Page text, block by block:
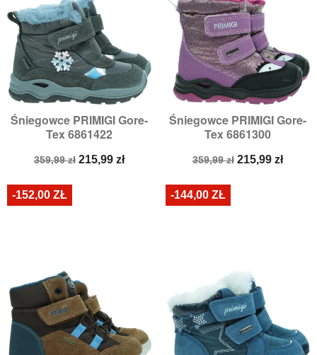
Śniegowce PRIMIGI Gore-
Tex 6861422
Cena
359,99 zł Cena
215,99 zł
Śniegowce PRIMIGI Gore-
Tex 6861300
Cena
359,99 zł Cena
215,99 zł
-152,00 ZŁ -144,00 ZŁ